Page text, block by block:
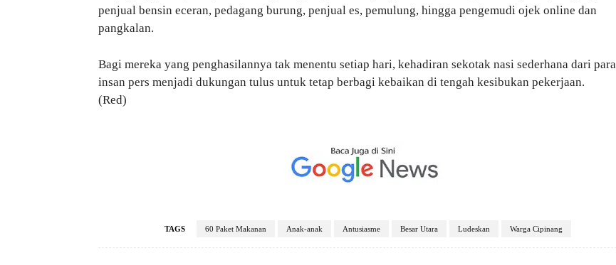
penjual bensin eceran, pedagang burung, penjual es, pemulung, hingga pengemudi ojek online dan
pangkalan.
Bagi mereka yang penghasilannya tak menentu setiap hari, kehadiran sekotak nasi sederhana dari para
insan pers menjadi dukungan tulus untuk tetap berbagi kebaikan di tengah kesibukan pekerjaan.
(Red)
TAGS 60 Paket Makanan Anak-anak Antusiasme Besar Utara Ludeskan Warga Cipinang